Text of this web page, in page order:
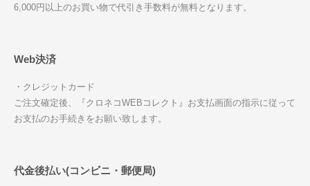
6,000円以上のお買い物で代引き手数料が無料となります。
Web決済
・クレジットカード
ご注文確定後、『クロネコWEBコレクト』お支払画面の指示に従って
お支払のお手続きをお願い致します。
代金後払い(コンビニ・郵便局)